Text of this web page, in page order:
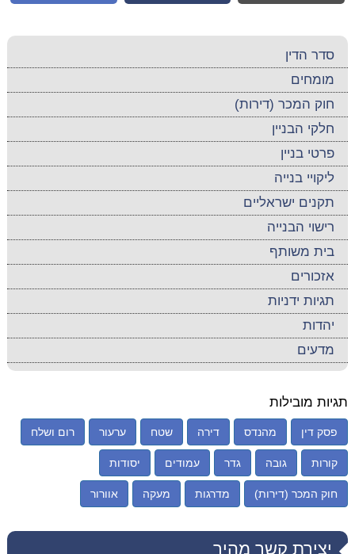
סדר הדין
מומחים
חוק המכר (דירות)
חלקי הבניין
פרטי בניין
ליקויי בנייה
תקנים ישראליים
רישוי הבנייה
בית משותף
אזכורים
תגיות ידניות
יהדות
מדעים
תגיות מובילות
פסק דין מהנדס דירה שטח ערעור רום ושלח
קורות גובה גדר עמודים יסודות
חוק המכר (דירות) מדרגות מעקה אוורור
יצירת קשר מהיר